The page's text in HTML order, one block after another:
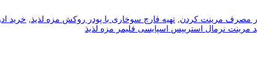
مصرف مرینت کردن تهیه فارچ سوخاری با پودر روکش مزه لذیذ خرید
مرینت نرمال استریپس اسپایسی فلیمر مزه لذیذ